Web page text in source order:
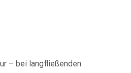
– bei langfließenden